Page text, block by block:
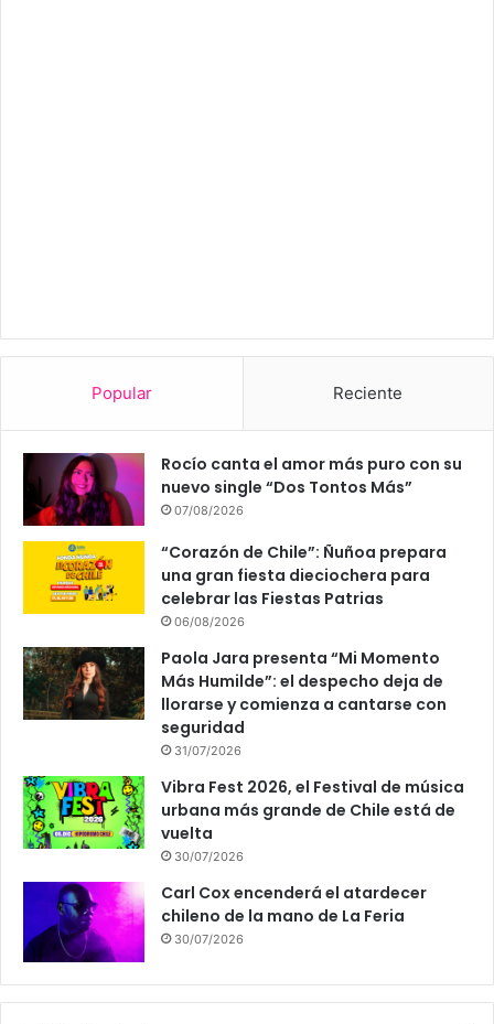
Popular Reciente
Rocío canta el amor más puro con su
nuevo single “Dos Tontos Más”
07/08/2026
“Corazón de Chile”: Ñuñoa prepara
una gran fiesta dieciochera para
celebrar las Fiestas Patrias
06/08/2026
Paola Jara presenta “Mi Momento
Más Humilde”: el despecho deja de
llorarse y comienza a cantarse con
seguridad
31/07/2026
Vibra Fest 2026, el Festival de música
urbana más grande de Chile está de
vuelta
30/07/2026
Carl Cox encenderá el atardecer
chileno de la mano de La Feria
30/07/2026